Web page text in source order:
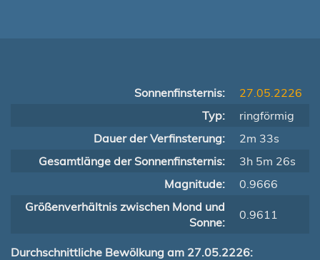
Sonnenfinsternis:
27.05.2226
Typ:
ringförmig
Dauer der Verfinsterung:
2m 33s
Gesamtlänge der Sonnenfinsternis:
3h 5m 26s
Magnitude:
0.9666
Größenverhältnis zwischen Mond und
Sonne:
0.9611
Durchschnittliche Bewölkung am 27.05.2226: